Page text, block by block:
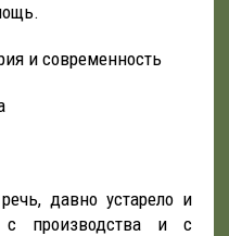
и современность
давно устарело и
производства и с